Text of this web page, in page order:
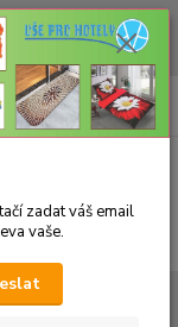
ZA LEPŠÍ
0ks
za0 Kč
- 190g/m2 - 45 barev
zadat váš email
vaše.